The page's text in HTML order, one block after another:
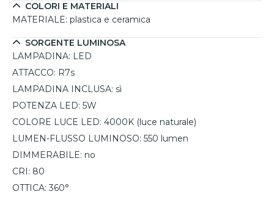
COLORI E MATERIALI
MATERIALE: plastica e ceramica
SORGENTE LUMINOSA
LAMPADINA: LED
ATTACCO: R7s
LAMPADINA INCLUSA: sì
POTENZA LED: 5W
COLORE LUCE LED: 4000K (luce naturale)
LUMEN-FLUSSO LUMINOSO: 550 lumen
DIMMERABILE: no
CRI: 80
OTTICA: 360°